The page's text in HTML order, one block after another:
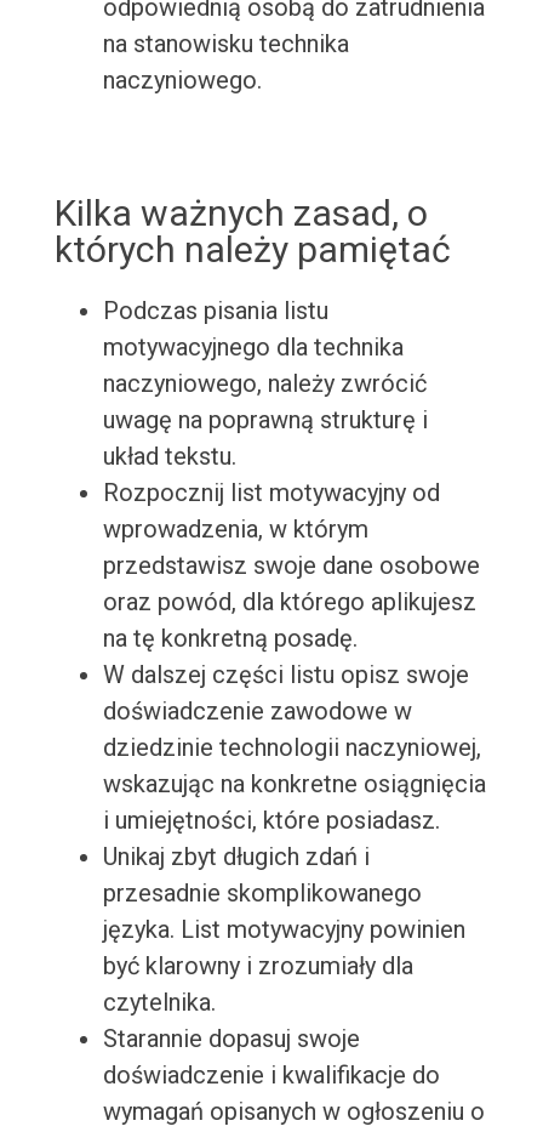
odpowiednią osobą do zatrudnienia
na stanowisku technika
naczyniowego.
Kilka ważnych zasad, o
których należy pamiętać
Podczas pisania listu
motywacyjnego dla technika
naczyniowego, należy zwrócić
uwagę na poprawną strukturę i
układ tekstu.
Rozpocznij list motywacyjny od
wprowadzenia, w którym
przedstawisz swoje dane osobowe
oraz powód, dla którego aplikujesz
na tę konkretną posadę.
W dalszej części listu opisz swoje
doświadczenie zawodowe w
dziedzinie technologii naczyniowej,
wskazując na konkretne osiągnięcia
i umiejętności, które posiadasz.
Unikaj zbyt długich zdań i
przesadnie skomplikowanego
języka. List motywacyjny powinien
być klarowny i zrozumiały dla
czytelnika.
Starannie dopasuj swoje
doświadczenie i kwalifikacje do
wymagań opisanych w ogłoszeniu o